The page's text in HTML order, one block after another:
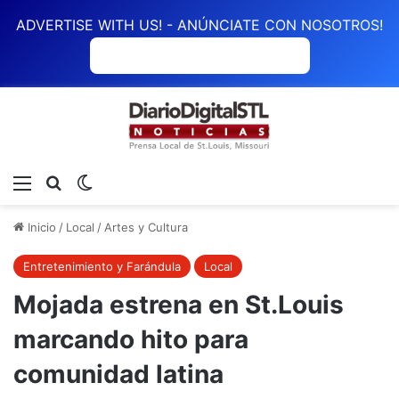
ADVERTISE WITH US! - ANÚNCIATE CON NOSOTROS!
Menú Buscar
Inicio / Local / Artes y Cultura
Entretenimiento y Farándula Local
Mojada estrena en St.Louis
marcando hito para
comunidad latina